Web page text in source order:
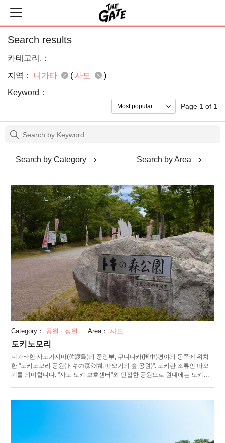
Search results
카테고리.：
지역：
니가타 ( 사도
)
Keyword：
Page 1 of 1
Search by Category Search by Area
Category： 공원 · 정원 Area： 사도
도키노모리
니가타현 사도가시마(佐渡島)의 중앙부, 쿠니나카(国中)평야의 동쪽에 위치
한 "도키노모리 공원(トキの森公園, 따오기의 숲 공원)". 도키란 조류인 따오
기를 의미합니다. "사도 도키 보호센터"와 인접한 공원으로 원내에는 도키에
자"는, 자연에 가까운 생식 환경이 재현된 대형 케이지 내에서, 도키가 날거나